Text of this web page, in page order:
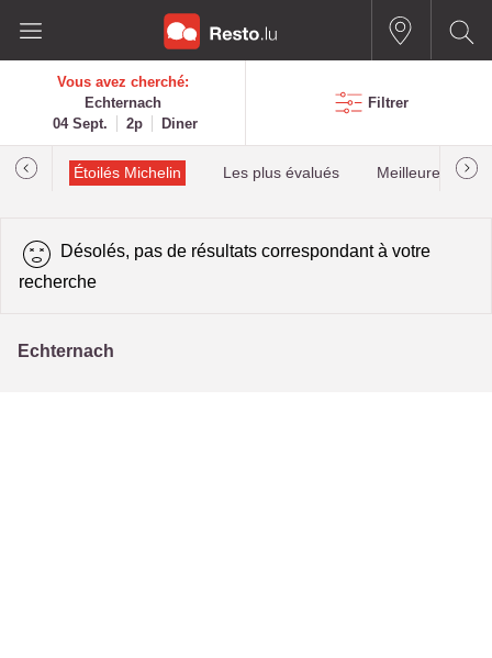
Vous avez cherché:
Echternach
04 Sept.
2p Diner
Filtrer
Étoilés Michelin Les plus évalués Meilleures
Désolés, pas de résultats correspondant à votre
recherche
Echternach